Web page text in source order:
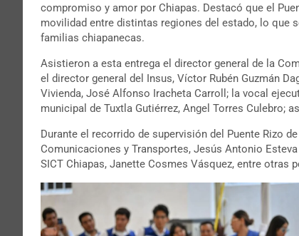
compromiso y amor por Chiapas. Destacó que el
movilidad entre distintas regiones del estado, lo que
familias chiapanecas.
Asistieron a esta entrega el director general de la
el director general del Insus, Víctor Rubén Guzmán
Vivienda, José Alfonso Iracheta Carroll; la vocal
municipal de Tuxtla Gutiérrez, Angel Torres Culebro;
Durante el recorrido de supervisión del Puente Rizo
Comunicaciones y Transportes, Jesús Antonio
SICT Chiapas, Janette Cosmes Vásquez, entre otras